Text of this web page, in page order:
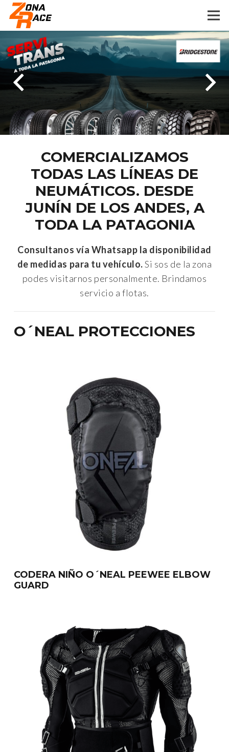
COMERCIALIZAMOS
TODAS LAS LÍNEAS DE
NEUMÁTICOS. DESDE
JUNÍN DE LOS ANDES, A
TODA LA PATAGONIA
Consultanos vía Whatsapp la disponibilidad
de medidas para tu vehículo.Si sos de la zona
podes visitarnos personalmente. Brindamos
servicio a flotas.
O´NEAL PROTECCIONES
CODERA NIÑO O´NEAL PEEWEE ELBOW
GUARD